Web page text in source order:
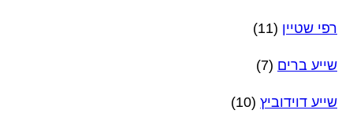
רפי שטיין (11)
שייע ברים (7)
שייע דוידוביץ (10)